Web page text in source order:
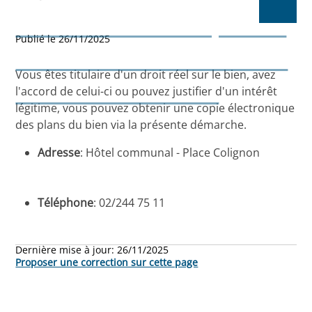
Demande d'une copie des
de l'environnement
Publié le 26/11/2025
Vous êtes titulaire d'un droit réel sur le bien, avez
l'accord de celui-ci ou pouvez justifier d'un intérêt
légitime, vous pouvez obtenir une copie électronique
des plans du bien via la présente démarche.
Adresse: Hôtel communal - Place Colignon
Téléphone: 02/244 75 11
Dernière mise à jour:26/11/2025
Proposer une correction sur cette page